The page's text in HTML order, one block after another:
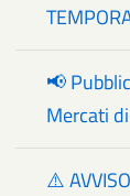
📢
Mercati
⚠️